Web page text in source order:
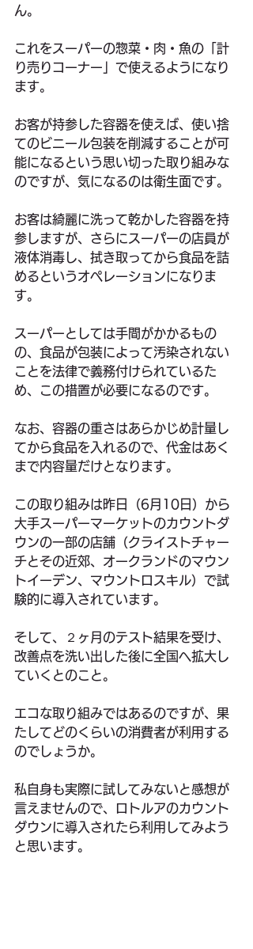
ん。
これをスーパーの惣菜・肉・魚の「計
り売りコーナー」で使えるようになり
ます。
お客が持参した容器を使えば、使い捨
てのビニール包装を削減することが可
能になるという思い切った取り組みな
のですが、気になるのは衛生面です。
お客は綺麗に洗って乾かした容器を持
参しますが、さらにスーパーの店員が
液体消毒し、拭き取ってから食品を詰
めるというオペレーションになりま
す。
スーパーとしては手間がかかるもの
の、食品が包装によって汚染されない
ことを法律で義務付けられているた
め、この措置が必要になるのです。
なお、容器の重さはあらかじめ計量し
てから食品を入れるので、代金はあく
まで内容量だけとなります。
この取り組みは昨日（6月10日）から
大手スーパーマーケットのカウントダ
ウンの一部の店舗（クライストチャー
チとその近郊、オークランドのマウン
トイーデン、マウントロスキル）で試
験的に導入されています。
そして、２ヶ月のテスト結果を受け、
改善点を洗い出した後に全国へ拡大し
ていくとのこと。
エコな取り組みではあるのですが、果
たしてどのくらいの消費者が利用する
のでしょうか。
私自身も実際に試してみないと感想が
言えませんので、ロトルアのカウント
ダウンに導入されたら利用してみよう
と思います。